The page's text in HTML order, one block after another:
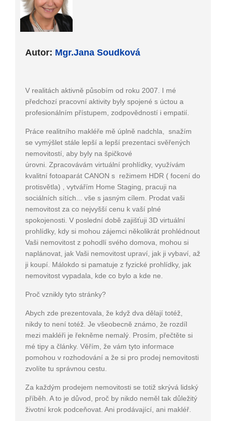
Autor: Mgr.Jana Soudková
V realitách aktivně působím od roku 2007. I mé
předchozí pracovní aktivity byly spojené s úctou a
profesionálním přístupem, zodpovědností i empatií.
Práce realitního makléře mě úplně nadchla, snažím
se vymýšlet stále lepší a lepší prezentaci svěřených
nemovitostí, aby byly na špičkové
úrovni. Zpracovávám virtuální prohlídky, využívám
kvalitní fotoaparát CANON s režimem HDR ( focení do
protisvětla) , vytvářím Home Staging, pracuji na
sociálních sítích... vše s jasným cílem. Prodat vaši
nemovitost za co nejvyšší cenu k vaší plné
spokojenosti. V poslední době zajišťuji 3D virtuální
prohlídky, kdy si mohou zájemci několikrát prohlédnout
Vaši nemovitost z pohodlí svého domova, mohou si
naplánovat, jak Vaši nemovitost upraví, jak ji vybaví, až
ji koupí. Málokdo si pamatuje z fyzické prohlídky, jak
nemovitost vypadala, kde co bylo a kde ne.
Proč vznikly tyto stránky?
Abych zde prezentovala, že když dva dělají totéž,
nikdy to není totéž. Je všeobecně známo, že rozdíl
mezi makléři je řekněme nemalý. Prosím, přečtěte si
mé tipy a články. Věřím, že vám tyto informace
pomohou v rozhodování a že si pro prodej nemovitosti
zvolíte tu správnou cestu.
Za každým prodejem nemovitosti se totiž skrývá lidský
příběh. A to je důvod, proč by nikdo neměl tak důležitý
životní krok podceňovat. Ani prodávající, ani makléř.